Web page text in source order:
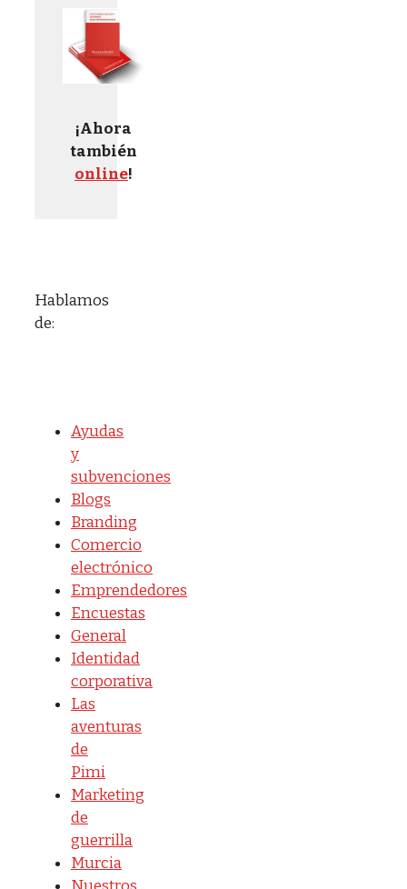
¡Ahora
también
online!
Hablamos
de:
Ayudas
y
subvenciones
Blogs
Branding
Comercio
electrónico
Emprendedores
Encuestas
General
Identidad
corporativa
Las
aventuras
de
Pimi
Marketing
de
guerrilla
Murcia